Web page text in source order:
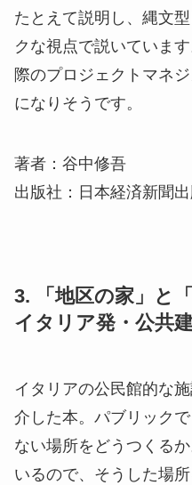
たとえて説明し、縄文
クな視点で説いていま
際のプロジェクトマネ
になりそうです。
著者：谷中修吾
出版社：日本経済新聞出
3. 「地区の家」と
イタリア発・公共
イタリアの公民館的な
介した本。パブリック
ない場所をどうつくる
いるので、そうした場